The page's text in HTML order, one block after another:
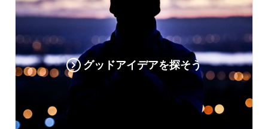
グッドアイデアを探そう